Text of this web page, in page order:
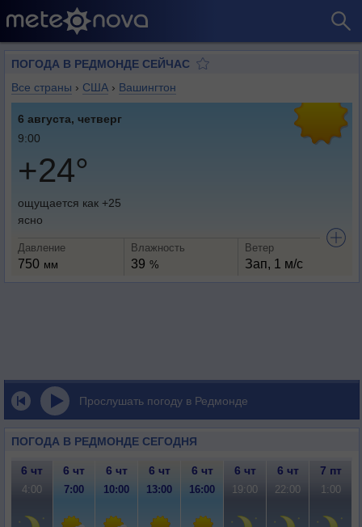
ПОГОДА В РЕДМОНДЕ СЕЙЧАС
Все страны › США › Вашингтон
6 августа, четверг
9:00
+24°
ощущается как +25
ясно
Давление
750 мм
Влажность
39 %
Ветер
Зап, 1 м/с
Прослушать погоду в Редмонде
ПОГОДА В РЕДМОНДЕ СЕГОДНЯ
6 чт 6 чт 6 чт 6 чт 6 чт 6 чт 6 чт 7 пт
4:00 7:00 10:00 13:00 16:00 19:00 22:00 1:00